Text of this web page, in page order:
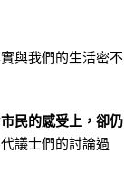
與我們的生活密不
市民的感受上，卻仍
議士們的討論過